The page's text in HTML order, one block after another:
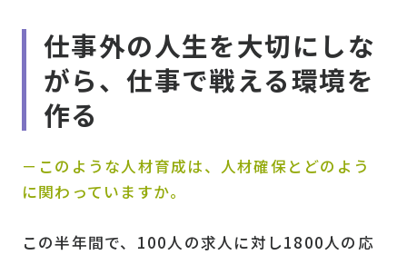
仕事外の人生を大切にしな
がら、仕事で戦える環境を
作る
－このような人材育成は、人材確保とどのよう
に関わっていますか。
この半年間で、100人の求人に対し1800人の応